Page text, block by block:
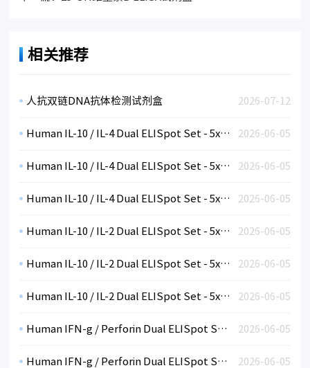
相关推荐
2026-07-12
人抗双链DNA抗体检测试剂盒
2026-06-05
Human IL-10 / IL-4 Dual ELISpot Set - 5x96 tests (sterile plates)
2026-06-05
Human IL-10 / IL-4 Dual ELISpot Set - 5x96 tests (non-sterile plates)
2026-06-05
Human IL-10 / IL-4 Dual ELISpot Set - 5x96 tests (plates not included)
2026-06-05
Human IL-10 / IL-2 Dual ELISpot Set - 5x96 tests (sterile plates)
2026-06-05
Human IL-10 / IL-2 Dual ELISpot Set - 5x96 tests (non-sterile plates)
2026-06-05
Human IL-10 / IL-2 Dual ELISpot Set - 5x96 tests (plates not included)
2026-06-05
Human IFN-g / Perforin Dual ELISpot Set - 5x96 tests (sterile plates)
2026-06-05
Human IFN-g / Perforin Dual ELISpot Set - 5x96 tests (non-sterile plates)